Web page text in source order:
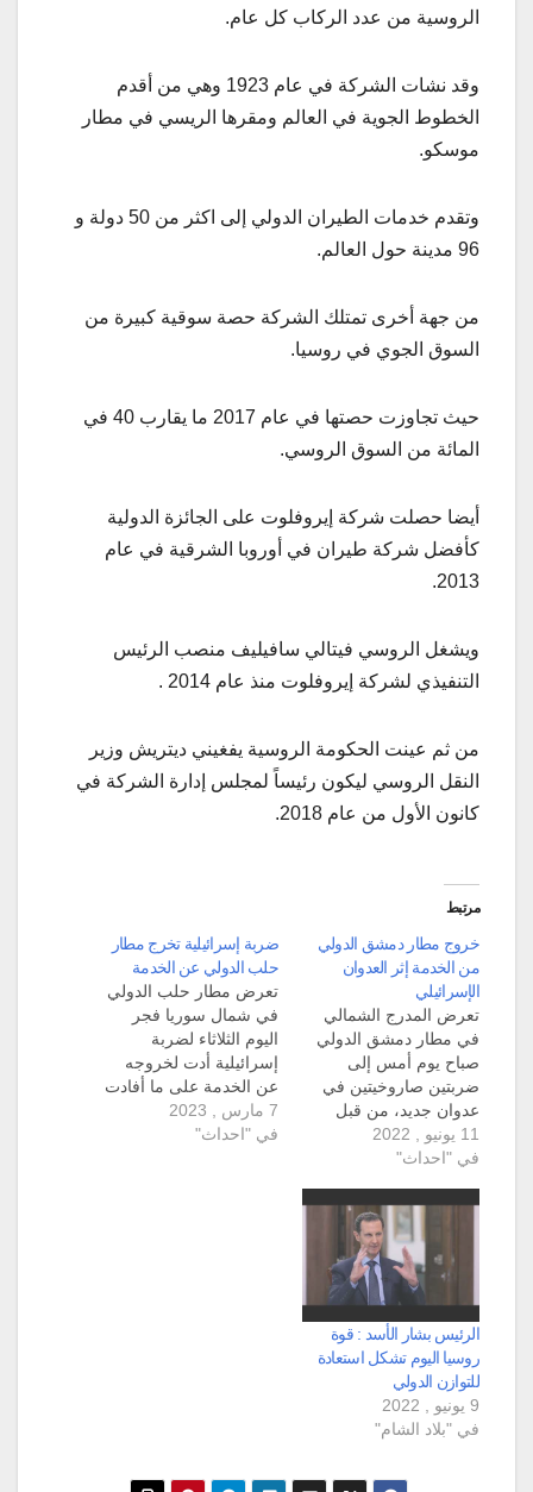
الروسية من عدد الركاب كل عام.
وقد نشات الشركة في عام 1923 وهي من أقدم
الخطوط الجوية في العالم ومقرها الريسي في مطار
موسكو.
وتقدم خدمات الطيران الدولي إلى اكثر من 50 دولة و
96 مدينة حول العالم.
من جهة أخرى تمتلك الشركة حصة سوقية كبيرة من
السوق الجوي في روسيا.
حيث تجاوزت حصتها في عام 2017 ما يقارب 40 في
المائة من السوق الروسي.
أيضا حصلت شركة إيروفلوت على الجائزة الدولية
كأفضل شركة طيران في أوروبا الشرقية في عام
2013.
ويشغل الروسي فيتالي سافيليف منصب الرئيس
التنفيذي لشركة إيروفلوت منذ عام 2014 .
من ثم عينت الحكومة الروسية يفغيني ديتريش وزير
النقل الروسي ليكون رئيساً لمجلس إدارة الشركة في
كانون الأول من عام 2018.
مرتبط
خروج مطار دمشق الدولي
من الخدمة إثر العدوان
الإسرائيلي
تعرض المدرج الشمالي
في مطار دمشق الدولي
صباح يوم أمس إلى
ضربتين صاروخيتين في
عدوان جديد، من قبل
طيران الكيان الإسرائيلي.
وبيّنت وكالة الأنباء
وسائط الدفاع الجوي
السوري "تصدت فجر
اليوم لعدوان إسرائيلي
بالصواريخ استهدف بعض
النقاط جنوب مدينة
دمشق وأسقطت معظم
الصواريخ المعادية". وقد
أدى…
11 يونيو , 2022
في "احداث"
ضربة إسرائيلية تخرج مطار
حلب الدولي عن الخدمة
تعرض مطار حلب الدولي
في شمال سوريا فجر
اليوم الثلاثاء لضربة
إسرائيلية أدت لخروجه
عن الخدمة على ما أفادت
وزارة الدفاع السورية في
بيان. ونقلت وكالة الأنباء
7 مارس , 2023
في "احداث"
الرئيس بشار الأسد : قوة
روسيا اليوم تشكل استعادة
للتوازن الدولي
9 يونيو , 2022
في "بلاد الشام"